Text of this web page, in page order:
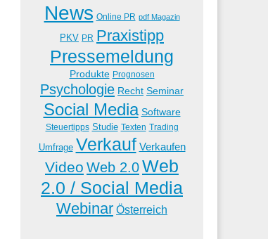
News Online PR pdf Magazin
PKV PR Praxistipp
Pressemeldung
Produkte Prognosen
Psychologie Recht Seminar
Social Media Software
Steuertipps Studie Texten Trading
Umfrage Verkauf Verkaufen
Video Web 2.0Web
2.0 / Social Media
Webinar Österreich